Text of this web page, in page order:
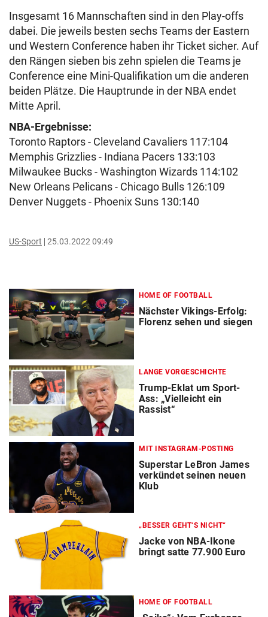
Insgesamt 16 Mannschaften sind in den Play-offs
dabei. Die jeweils besten sechs Teams der Eastern
und Western Conference haben ihr Ticket sicher. Auf
den Rängen sieben bis zehn spielen die Teams je
Conference eine Mini-Qualifikation um die anderen
beiden Plätze. Die Hauptrunde in der NBA endet
Mitte April.
NBA-Ergebnisse:
Toronto Raptors - Cleveland Cavaliers 117:104
Memphis Grizzlies - Indiana Pacers 133:103
Milwaukee Bucks - Washington Wizards 114:102
New Orleans Pelicans - Chicago Bulls 126:109
Denver Nuggets - Phoenix Suns 130:140
US-Sport 25.03.2022 09:49
HOME OF FOOTBALL
Nächster Vikings-Erfolg:
Florenz sehen und siegen
LANGE VORGESCHICHTE
Trump-Eklat um Sport-
Ass: „Vielleicht ein
Rassist“
MIT INSTAGRAM-POSTING
Superstar LeBron James
verkündet seinen neuen
Klub
„BESSER GEHT‘S NICHT“
Jacke von NBA-Ikone
bringt satte 77.900 Euro
HOME OF FOOTBALL